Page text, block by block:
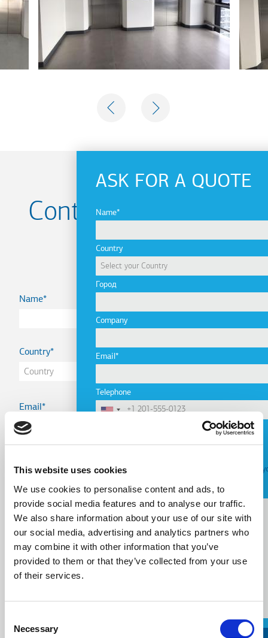
This website uses cookies
We use cookies to personalise content and ads, to
provide social media features and to analyse our traffic.
We also share information about your use of our site with
our social media, advertising and analytics partners who
may combine it with other information that you’ve
provided to them or that they’ve collected from your use
of their services.
Selection
Necessary
ASK FOR A QUOTE
Name
Country
Город
Company
Email
Telephone
Я согласен с условиями предоставления
Message
Contact us for your
Project
Name
Country
Email
Message